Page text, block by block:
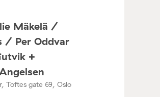
Mäkelä /
/ Per Oddvar
+
Toftes gate 69, Oslo